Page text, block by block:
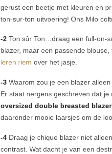
gerust een beetje met kleuren en
ton-sur-ton uitvoering! Ons Milo
-2 Ton sûr Ton…draag een full-on-
blazer, maar een passende blouse,
leren riem over het jasje.
-3 Waarom zou je een blazer
Er staat nergens geschreven dat
oversized double breasted blazer
daaronder mooie laarsjes om de
-4 Draag je chique blazer niet
contrast. Wat dacht je van een